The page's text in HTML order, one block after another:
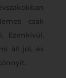
csak
Ezenkívül,
áll jól, és